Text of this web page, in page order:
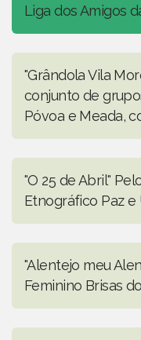
Liga dos Amigos
"Grândola Vila
conjunto de
Póvoa e Meada,
"O 25 de Abril"
Etnográfico Paz e
"Alentejo meu
Feminino Brisas